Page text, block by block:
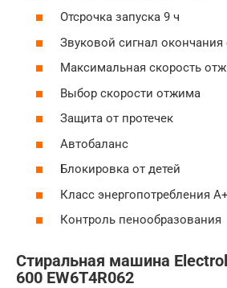
Отсрочка запуска 9 ч
Звуковой сигнал окончания
Максимальная скорость
Выбор скорости отжима
Защита от протечек
Автобаланс
Блокировка от детей
Класс энергопотребления
Контроль пенообразования
Стиральная машина
600 EW6T4R062